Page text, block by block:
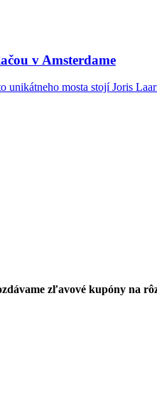
v Amsterdame
unikátneho mosta stojí Joris
zľavové kupóny na